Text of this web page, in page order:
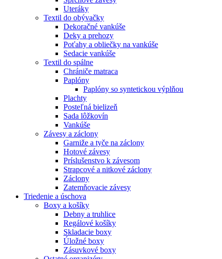
Uteráky
Textil do obývačky
Dekoračné vankúše
Deky a prehozy
Poťahy a obliečky na vankúše
Sedacie vankúše
Textil do spálne
Chrániče matraca
Paplóny
Paplóny so syntetickou výplňou
Plachty
Posteľná bielizeň
Sada lôžkovín
Vankúše
Závesy a záclony
Garniže a tyče na záclony
Hotové závesy
Príslušenstvo k závesom
Strapcové a nitkové záclony
Záclony
Zatemňovacie závesy
Triedenie a úschova
Boxy a košíky
Debny a truhlice
Regálové košíky
Skladacie boxy
Úložné boxy
Zásuvkové boxy